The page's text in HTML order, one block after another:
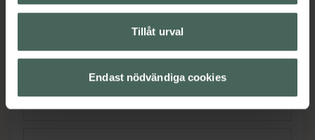
Tillåt urval
Endast nödvändiga cookies
French BeautyHudvård
Omdömen Visa
Innehåll Visa